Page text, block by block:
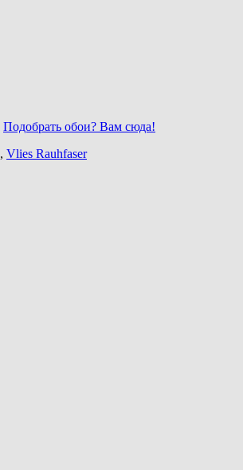
Подобрать обои? Вам сюда!
, Vlies Rauhfaser